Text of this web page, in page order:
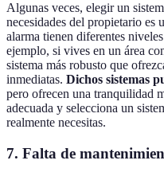
Algunas veces, elegir un
necesidades del propietario es
alarma tienen diferentes
ejemplo, si vives en un área
sistema más robusto que
inmediatas. Dichos sistemas
pero ofrecen una tranquilidad
adecuada y selecciona un
realmente necesitas.
7. Falta de